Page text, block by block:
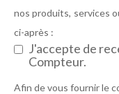
nos produits, services
ci-après :
J'accepte de
Compteur.
Afin de vous fournir le